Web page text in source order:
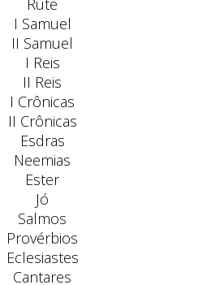
Rute
I Samuel
II Samuel
I Reis
II Reis
I Crônicas
II Crônicas
Esdras
Neemias
Ester
Jó
Salmos
Provérbios
Eclesiastes
Cantares